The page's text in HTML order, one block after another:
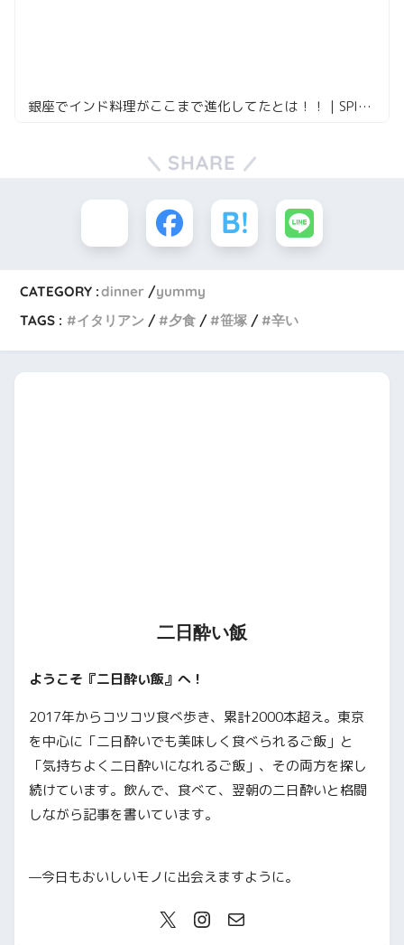
銀座でインド料理がここまで進化してたとは！！｜SPICE LAB TOKYO
SHARE
CATEGORY :dinner
yummy
TAGS :
イタリアン 夕食 笹塚 辛い
二日酔い飯
ようこそ『二日酔い飯』へ！
2017年からコツコツ食べ歩き、累計2000本超え。東京
を中心に「二日酔いでも美味しく食べられるご飯」と
「気持ちよく二日酔いになれるご飯」、その両方を探し
続けています。飲んで、食べて、翌朝の二日酔いと格闘
しながら記事を書いています。
—今日もおいしいモノに出会えますように。